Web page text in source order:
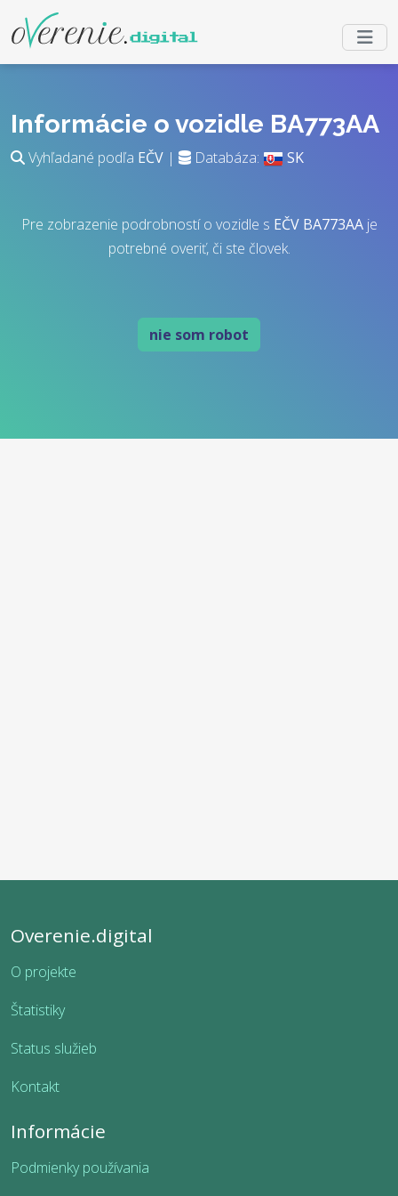
Informácie o vozidle BA773AA
Vyhľadané podľa EČV | Databáza: SK
Pre zobrazenie podrobností o vozidle s EČV BA773AAje
potrebné overiť, či ste človek.
nie som robot
Overenie.digital
O projekte
Štatistiky
Status služieb
Kontakt
Informácie
Podmienky používania